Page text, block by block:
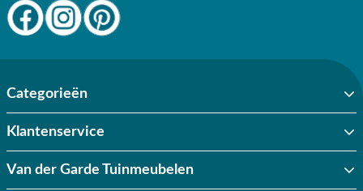
Categorieën
Klantenservice
Van der Garde Tuinmeubelen